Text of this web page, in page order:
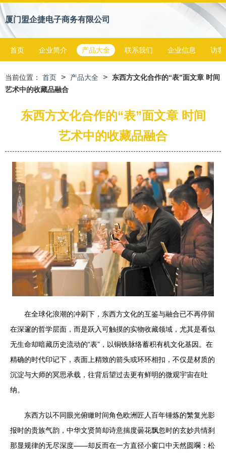
厦门盟企捷电子商务有限公司
首页 企业简介 产品大全 联系我们 企业信息 访客
当前位置： 首页 > 产品大全 >
东西方文化合作的“表”面文章 时间
艺术中的收藏品融合
东西方文化合作的“表”面文章 时间
艺术中的收藏品融合
在全球化浪潮的冲刷下，东西方文化的互鉴与融合已不再停留
在深邃的哲学层面，而是跃入可触摸的实物收藏领域，尤其是看似
无生命却暗藏历史流动的“表”，以铜铁脉络蓄积有机文化基因。在
精确的时代印记下，表面上精致的箭头或环环相扣，不仅是材质的
沉淀与大师的冥思承载，往背后望过去更有鲜明的微观宇宙在吐
纳。
东西方以不同眼光俯瞰时间角色欧洲匠人百年锤炼的繁复光影
报时的贵族气韵，中华文贤简却诗意揣度曇花飘忽时的玄妙共情刹
那显规律的无尽深度——却反而在一方直径小窗口中天然圆斕：松